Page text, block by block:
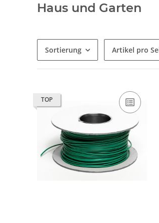
Haus und Garten
Sortierung Artikel pro
TOP